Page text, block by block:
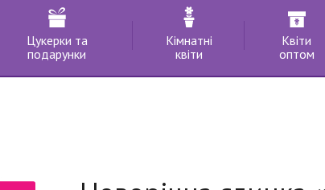
Цукерки та
подарунки
Кімнатні
квіти
Квіти
оптом